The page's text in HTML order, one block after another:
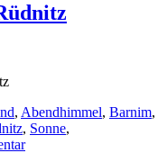
, Abendhimmel, Barnim,
, Sonne,
zu